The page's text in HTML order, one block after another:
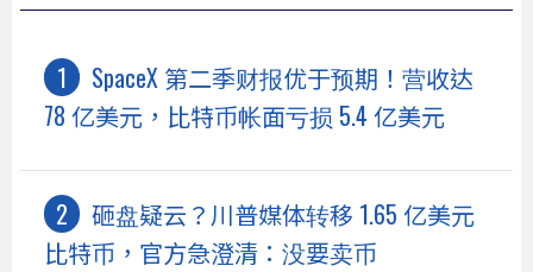
SpaceX 第二季财报优于预期！营收达
78 亿美元，比特币帐面亏损 5.4 亿美元
砸盘疑云？川普媒体转移 1.65 亿美元
比特币，官方急澄清：没要卖币